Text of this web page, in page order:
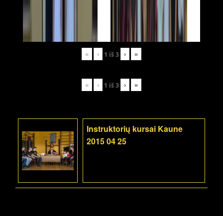
« ‹ 1 iš3 › »
« ‹ 1 iš3 › »
Instruktorių kursai Kaune
2015 04 25